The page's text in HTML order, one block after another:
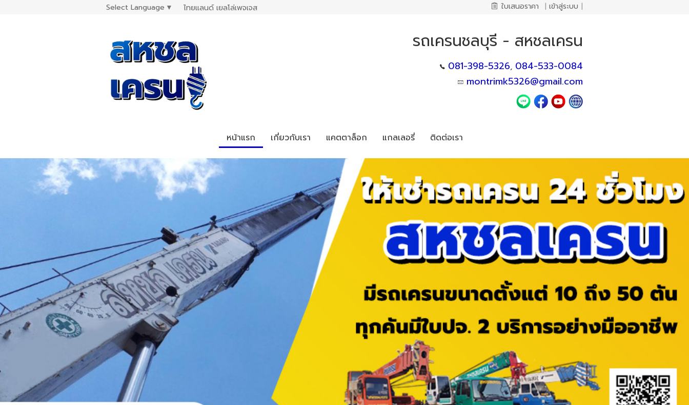
Select Language ▼ ไทยแลนด์ เยลโล่เพจเจส ใบเสนอราคา | เข้าสู่ระบบ |
รถเครนชลบุรี - สหชลเครน
081-398-5326, 084-533-0084
montrimk5326@gmail.com
หน้าแรก เกี่ยวกับเรา แคตตาล็อก แกลเลอรี่ ติดต่อเรา